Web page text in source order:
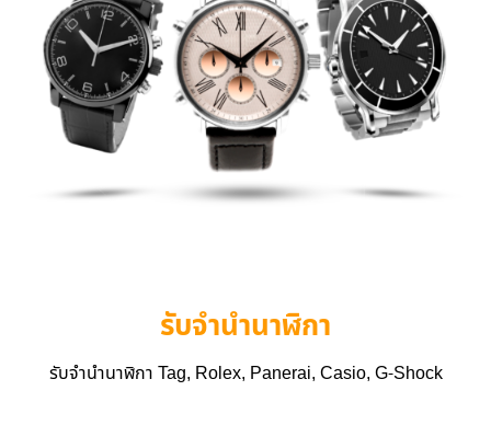
รับจำนำนาฬิกา
รับจำนำนาฬิกา Tag, Rolex, Panerai, Casio, G-Shock